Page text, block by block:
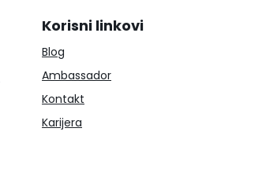
Korisni linkovi
Blog
Ambassador
Kontakt
Karijera